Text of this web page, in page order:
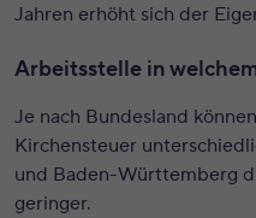
Jahren erhöht sich der
Arbeitsstelle in
Je nach Bundesland
Kirchensteuer
und Baden-Württemberg
geringer.